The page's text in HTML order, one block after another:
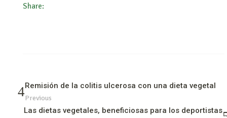
Share:
Remisión de la colitis ulcerosa con una dieta vegetal
Previous
Las dietas vegetales, beneficiosas para los deportistas